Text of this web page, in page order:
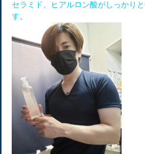
セラミド、ヒアルロン酸がしっかり
す。